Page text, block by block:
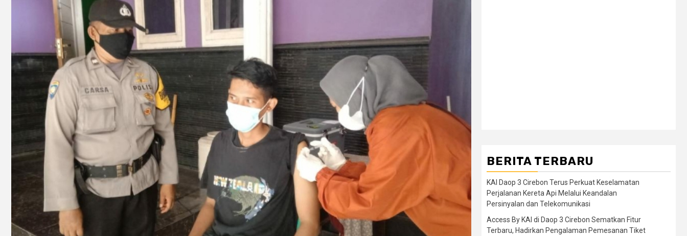
BERITA TERBARU
KAI Daop 3 Cirebon Terus Perkuat Keselamatan
Perjalanan Kereta Api Melalui Keandalan
Persinyalan dan Telekomunikasi
Access By KAI di Daop 3 Cirebon Sematkan Fitur
Terbaru, Hadirkan Pengalaman Pemesanan Tiket